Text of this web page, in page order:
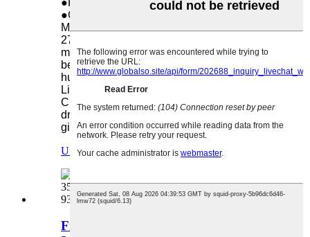
●Gréisst: 10*10*5cm
Mir liwweren héichqualitativ Fuser-Zännrad
27T fir OCE TDS320 400 700. Honhai huet
méi wéi 6000 Zorte vu Produkter, de
beschten ultimativen One-Stop-Service. Mir
hunn eng komplett Produktpalette,
Liwwerkanäl an d'Striewen no exzellenter
Clientserfahrung. Mir freeën eis häerzlech
drop, e laangfristege Partner mat Iech ze
ginn!
UfroDetail
Fixéierungsthermistor fir OCE Pw300